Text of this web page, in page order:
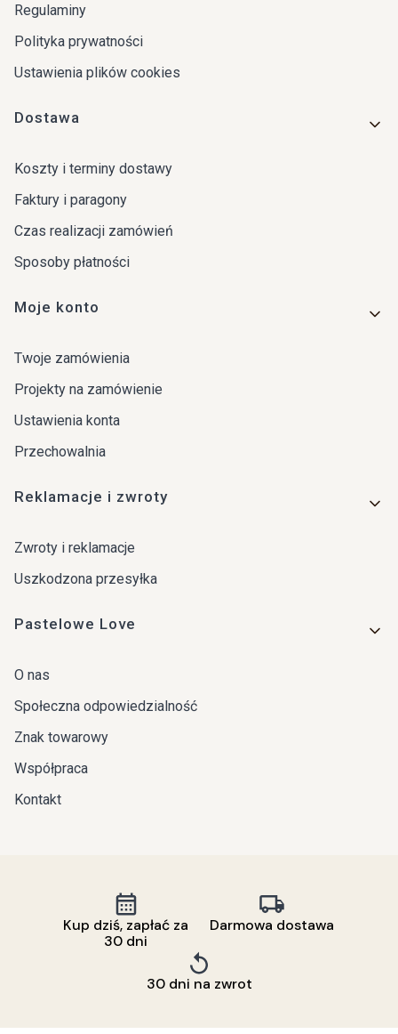
Regulaminy
Polityka prywatności
Ustawienia plików cookies
Dostawa
Koszty i terminy dostawy
Faktury i paragony
Czas realizacji zamówień
Sposoby płatności
Moje konto
Twoje zamówienia
Projekty na zamówienie
Ustawienia konta
Przechowalnia
Reklamacje i zwroty
Zwroty i reklamacje
Uszkodzona przesyłka
Pastelowe Love
O nas
Społeczna odpowiedzialność
Znak towarowy
Współpraca
Kontakt
Kup dziś, zapłać za
30 dni
Darmowa dostawa
30 dni na zwrot